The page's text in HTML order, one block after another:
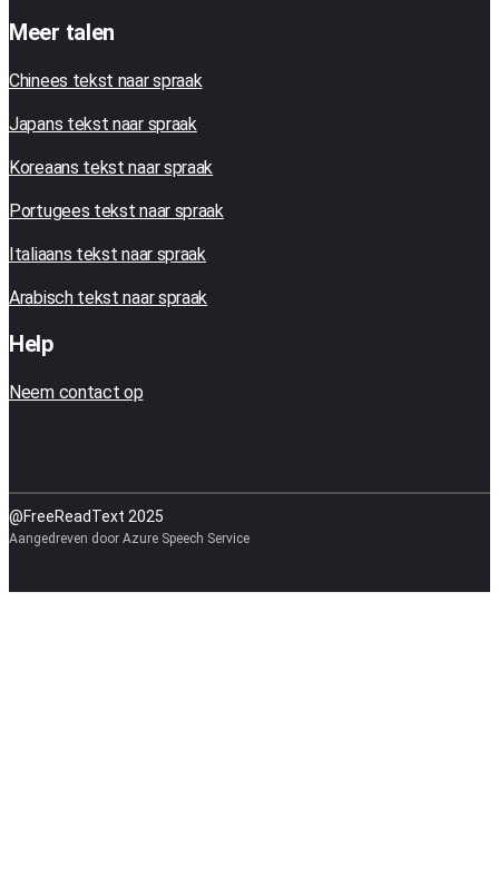
Meer talen
Chinees tekst naar spraak
Japans tekst naar spraak
Koreaans tekst naar spraak
Portugees tekst naar spraak
Italiaans tekst naar spraak
Arabisch tekst naar spraak
Help
Neem contact op
@FreeReadText 2025
Aangedreven door Azure Speech Service